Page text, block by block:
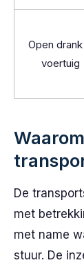
Open drank
voertuig
De
met
met name
stuur. De